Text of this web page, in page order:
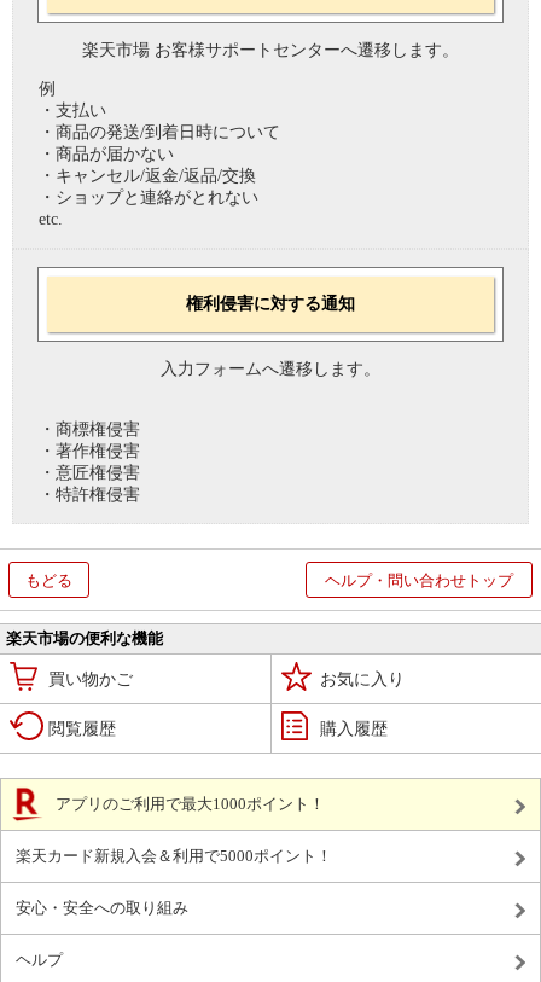
楽天市場 お客様サポートセンターへ遷移します。
例
・支払い
・商品の発送/到着日時について
・商品が届かない
・キャンセル/返金/返品/交換
・ショップと連絡がとれない
etc.
権利侵害に対する通知
入力フォームへ遷移します。
・商標権侵害
・著作権侵害
・意匠権侵害
・特許権侵害
もどる ヘルプ・問い合わせトップ
楽天市場の便利な機能
買い物かご お気に入り
閲覧履歴 購入履歴
アプリのご利用で最大1000ポイント！
楽天カード新規入会＆利用で5000ポイント！
安心・安全への取り組み
ヘルプ